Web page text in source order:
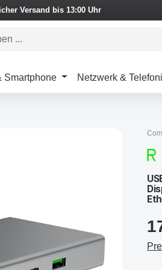
Versand bis 13:00 Uhr
Smartphone Netzwerk &